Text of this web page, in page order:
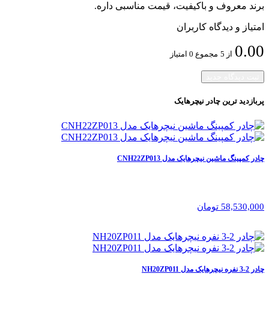
برند معروف و باکیفیت، قیمت مناسبی داره.
امتیاز و دیدگاه کاربران
0.00 از 5 مجموع 0 امتیاز
پربازدید ترین چادر نیچرهایک
چادر کمپینگ ماشین نیچرهایک مدل CNH22ZP013
58,530,000 تومان
چادر 2-3 نفره نیچرهایک مدل NH20ZP011